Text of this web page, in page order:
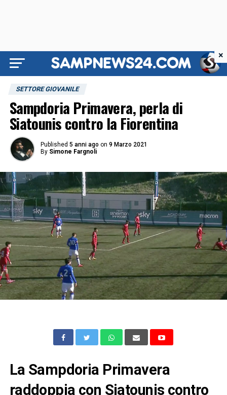
SETTORE GIOVANILE
Sampdoria Primavera, perla di
Siatounis contro la Fiorentina
Published 5 anni ago on 9 Marzo 2021
By Simone Fargnoli
La Sampdoria Primavera
raddoppia con Siatounis contro
×